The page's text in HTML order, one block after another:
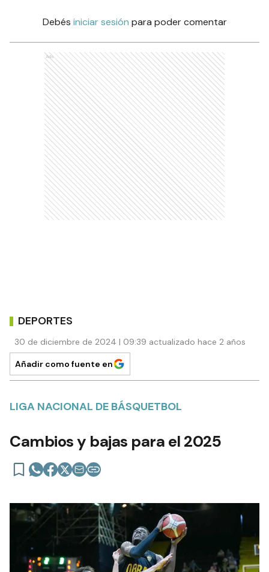
Debés iniciar sesión para poder comentar
Ads
DEPORTES
30 de diciembre de 2024 | 09:39 actualizado hace 2 años
Añadir como fuente en
LIGA NACIONAL DE BÁSQUETBOL
Cambios y bajas para el 2025